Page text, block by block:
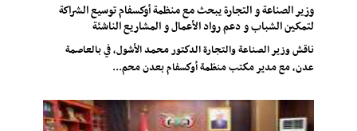
وزير الصناعة و التجارة يبحث مع منظمة أوكسفام توسيع الشراكة
لتمكين الشباب و دعم رواد الأعمال و المشاريع الناشئة
ناقش وزير الصناعة والتجارة الدكتور محمد الأشول، في بالعاصمة
عدن، مع مدير مكتب منظمة أوكسفام بعدن محم...